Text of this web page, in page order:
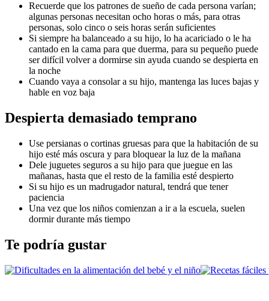
Recuerde que los patrones de sueño de cada persona varían;
algunas personas necesitan ocho horas o más, para otras
personas, solo cinco o seis horas serán suficientes
Si siempre ha balanceado a su hijo, lo ha acariciado o le ha
cantado en la cama para que duerma, para su pequeño puede
ser difícil volver a dormirse sin ayuda cuando se despierta en
la noche
Cuando vaya a consolar a su hijo, mantenga las luces bajas y
hable en voz baja
Despierta demasiado temprano
Use persianas o cortinas gruesas para que la habitación de su
hijo esté más oscura y para bloquear la luz de la mañana
Dele juguetes seguros a su hijo para que juegue en las
mañanas, hasta que el resto de la familia esté despierto
Si su hijo es un madrugador natural, tendrá que tener
paciencia
Una vez que los niños comienzan a ir a la escuela, suelen
dormir durante más tiempo
Te podría gustar